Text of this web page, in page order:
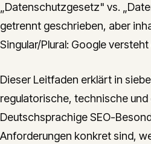
„Datenschutzgesetz" vs.
getrennt geschrieben, aber
Singular/Plural: Google
Dieser Leitfaden erklärt in
regulatorische, technische und
Deutschsprachige SEO-
Anforderungen konkret sind,